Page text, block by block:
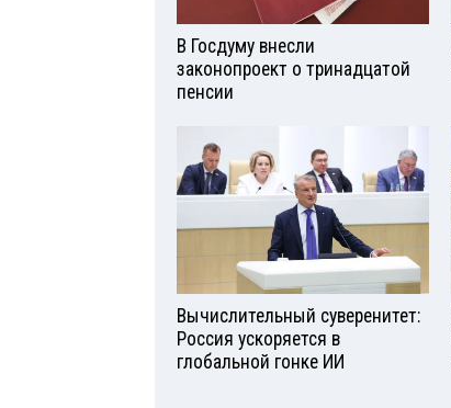
В Госдуму внесли
законопроект о тринадцатой
пенсии
Вычислительный суверенитет:
Россия ускоряется в
глобальной гонке ИИ